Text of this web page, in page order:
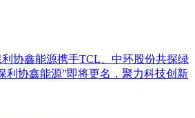
利协鑫能源携手TCL、中环股份共探绿
利协鑫能源”即将更名，聚力科技创新